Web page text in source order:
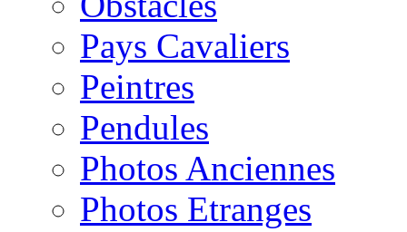
Pays Cavaliers
Peintres
Pendules
Photos Anciennes
Photos Etranges